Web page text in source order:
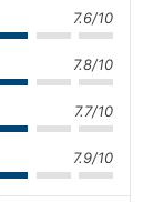
7.6/10
7.8/10
7.7/10
7.9/10